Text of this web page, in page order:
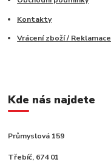
Kontakty
Vrácení zboží / Reklamace
Kde nás najdete
Průmyslová 159
Třebíč, 674 01